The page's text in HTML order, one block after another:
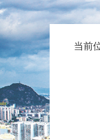
当前